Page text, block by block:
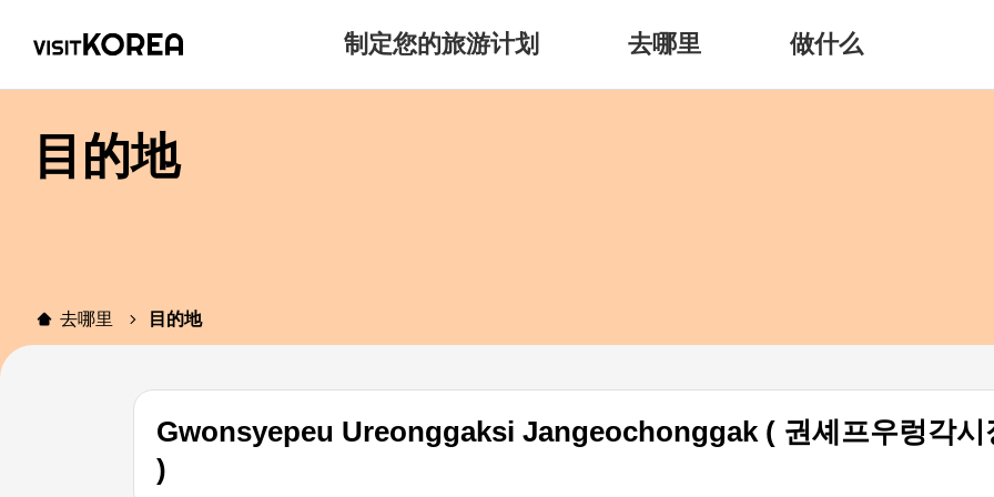
制定您的旅游计划 去哪里 做什么
目的地
去哪里 目的地
Gwonsyepeu Ureonggaksi Jangeochonggak ( 권셰프우렁각시장어총각
)